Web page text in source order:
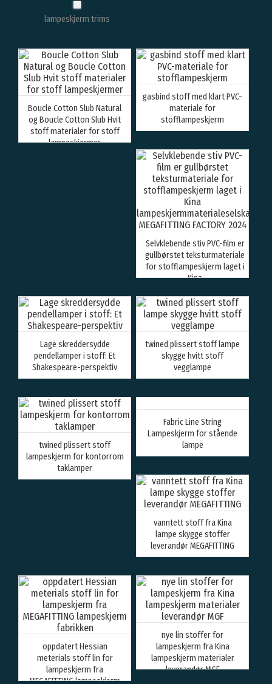
lampeskjerm trims
Boucle Cotton Slub Natural
og Boucle Cotton Slub Hvit
stoff materialer for stoff
lampeskjermer
gasbind stoff med klart PVC-
materiale for
stofflampeskjerm
Selvklebende stiv PVC-film er
gullbørstet teksturmateriale
for stofflampeskjerm laget i
Kina
MEGAFITTING FACTORY 2024
Lage skreddersydde
pendellamper i stoff: Et
Shakespeare-perspektiv
twined plissert stoff lampe
skygge hvitt stoff
vegglampe
twined plissert stoff
lampeskjerm for kontorrom
taklamper
Fabric Line String
Lampeskjerm for stående
lampe
vanntett stoff fra Kina
lampe skygge stoffer
leverandør MEGAFITTING
oppdatert Hessian
meterials stoff lin for
lampeskjerm fra
MEGAFITTING lampeskjerm
nye lin stoffer for
lampeskjerm fra Kina
lampeskjerm materialer
leverandør MGF